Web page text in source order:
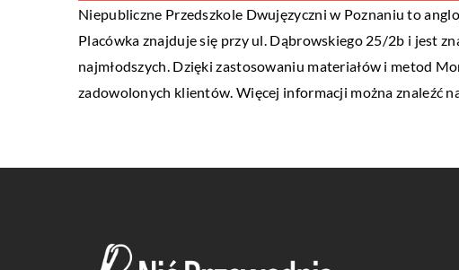
Niepubliczne Przedszkole Dwujęzyczni w Poznaniu to
Placówka znajduje się przy ul. Dąbrowskiego 25/2b i jest
najmłodszych. Dzięki zastosowaniu materiałów i metod
zadowolonych klientów. Więcej informacji można znaleźć